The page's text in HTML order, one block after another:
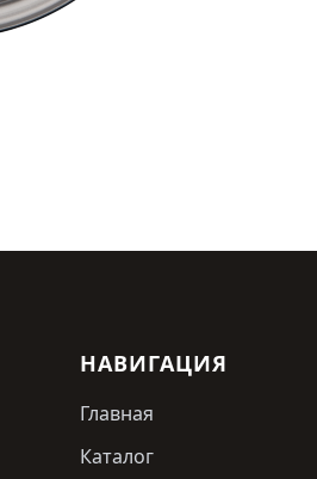
НАВИГАЦИЯ
Главная
Каталог